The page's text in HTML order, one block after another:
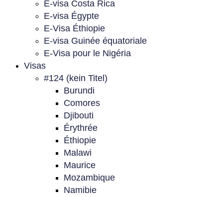
E-visa Costa Rica
E-visa Égypte
E-Visa Éthiopie
E-visa Guinée équatoriale
E-Visa pour le Nigéria
Visas
#124 (kein Titel)
Burundi
Comores
Djibouti
Érythrée
Éthiopie
Malawi
Maurice
Mozambique
Namibie